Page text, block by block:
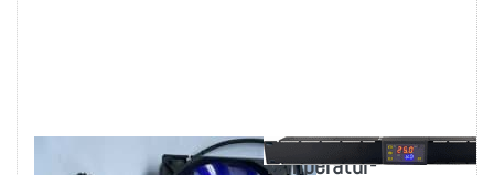
1-3 Silent Lüfter
Temperatur-